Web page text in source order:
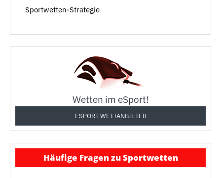
Sportwetten-Strategie
Wetten im eSport!
ESPORT WETTANBIETER
Häufige Fragen zu Sportwetten